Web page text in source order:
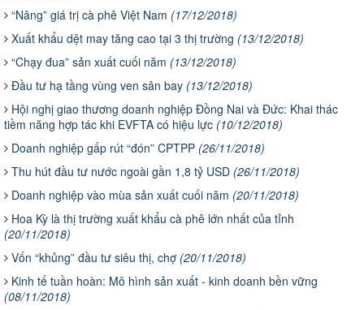
​“Nâng” giá trị cà phê Việt Nam (17/12/2018)
​Xuất khẩu dệt may tăng cao tại 3 thị trường (13/12/2018)
​​“Chạy đua” sản xuất cuối năm (13/12/2018)
​Đầu tư hạ tầng vùng ven sân bay (13/12/2018)
Hội nghị giao thương doanh nghiệp Đồng Nai và Đức: Khai thác
tiềm năng hợp tác khi EVFTA có hiệu lực (10/12/2018)
Doanh nghiệp gấp rút “đón” CPTPP (26/11/2018)
Thu hút đầu tư nước ngoài gần 1,8 tỷ USD (26/11/2018)
Doanh nghiệp vào mùa sản xuất cuối năm (20/11/2018)
​Hoa Kỳ là thị trường xuất khẩu cà phê lớn nhất của tỉnh
(20/11/2018)
​Vốn “khủng” đầu tư siêu thị, chợ (20/11/2018)
Kinh tế tuần hoàn: Mô hình sản xuất - kinh doanh bền vững
(08/11/2018)